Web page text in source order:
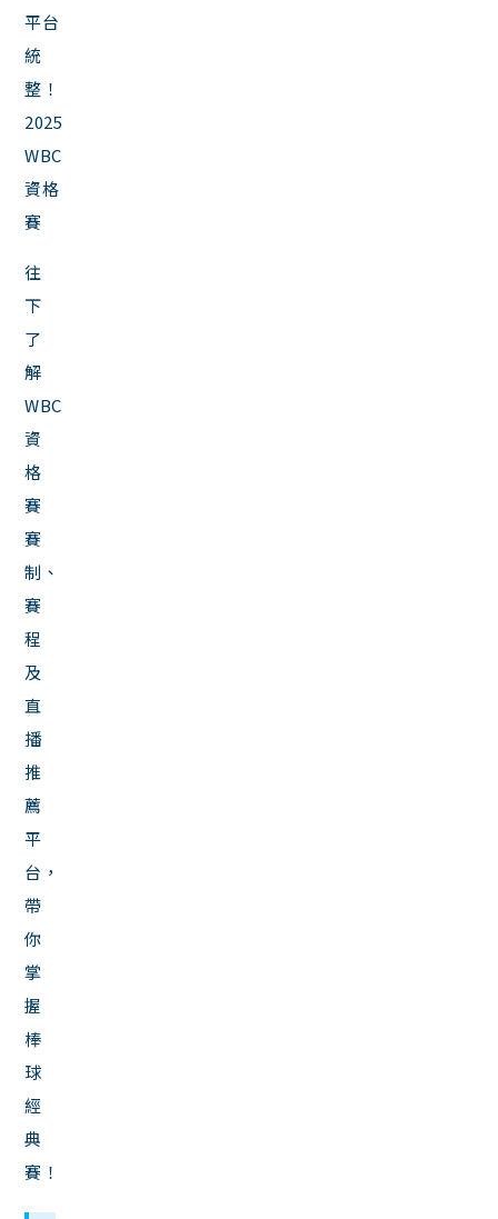
2025
WBC
資格
賽
往
下
了
解
WBC
資
格
賽
賽
制、
賽
程
及
直
播
推
薦
平
台，
帶
你
掌
握
棒
球
經
典
賽！